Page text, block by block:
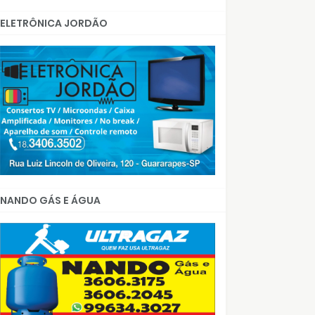
ELETRÔNICA JORDÃO
NANDO GÁS E ÁGUA